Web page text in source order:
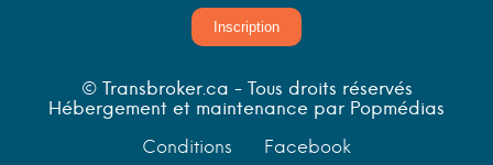
Inscription
© Transbroker.ca - Tous droits réservés
Hébergement et maintenance par Popmédias
Conditions
Facebook